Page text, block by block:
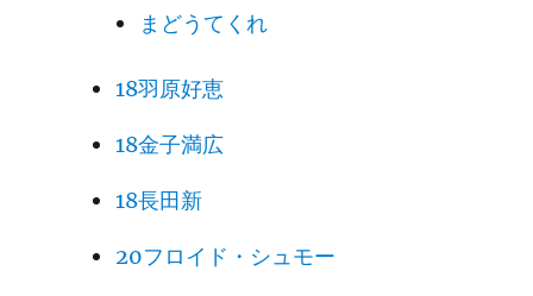
まどうてくれ
18羽原好恵
18金子満広
18長田新
20フロイド・シュモー